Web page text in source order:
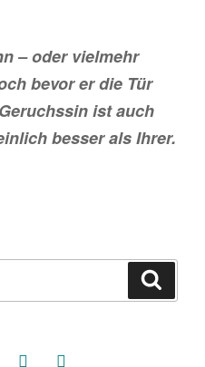
– oder vielmehr
bevor er die Tür
ist auch
besser als Ihrer.
threads goodreads